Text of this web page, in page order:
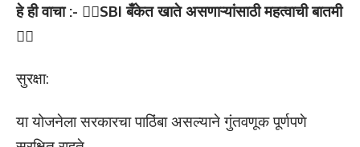
हे ही वाचा :- 👉🏻SBI बँकेत खाते असणाऱ्यांसाठी महत्वाची बातमी
👈🏻
सुरक्षा:
या योजनेला सरकारचा पाठिंबा असल्याने गुंतवणूक पूर्णपणे